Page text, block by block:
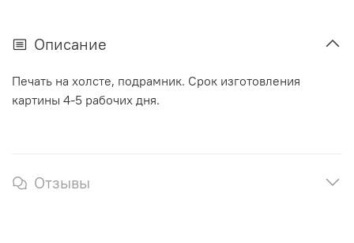
Описание
Печать на холсте, подрамник. Срок изготовления
картины 4-5 рабочих дня.
Отзывы